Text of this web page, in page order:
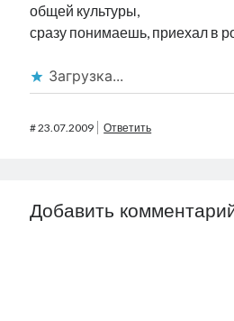
общей культуры,
сразу понимаешь, приехал в
Загрузка...
#23.07.2009 Ответить
Добавить